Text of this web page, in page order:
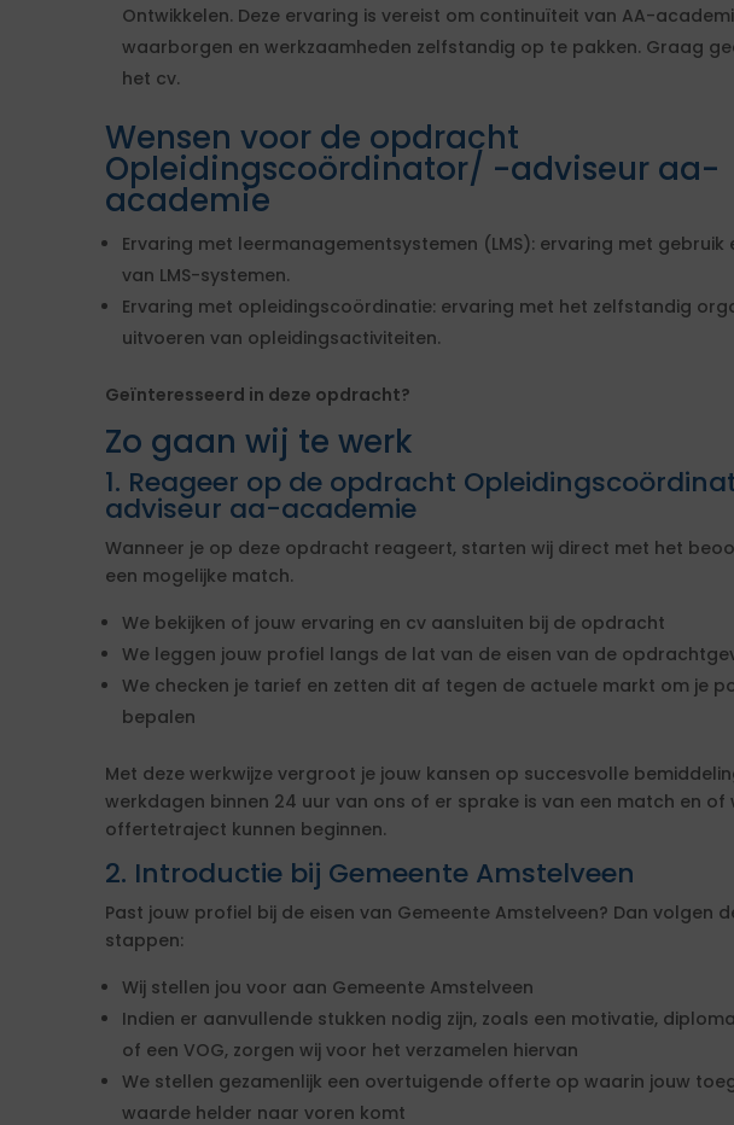
Ontwikkelen. Deze ervaring is vereist om continuïteit van AA-
waarborgen en werkzaamheden zelfstandig op te pakken. Graag
het cv.
Wensen voor de opdracht
Opleidingscoördinator/ -adviseur aa-
academie
Ervaring met leermanagementsystemen (LMS): ervaring met
van LMS-systemen.
Ervaring met opleidingscoördinatie: ervaring met het zelfstandig
uitvoeren van opleidingsactiviteiten.
Geïnteresseerd in deze opdracht?
Zo gaan wij te werk
1. Reageer op de opdracht
adviseur aa-academie
Wanneer je op deze opdracht reageert, starten wij direct met het
een mogelijke match.
We bekijken of jouw ervaring en cv aansluiten bij de opdracht
We leggen jouw profiel langs de lat van de eisen van de
We checken je tarief en zetten dit af tegen de actuele markt om je
bepalen
Met deze werkwijze vergroot je jouw kansen op succesvolle
werkdagen binnen 24 uur van ons of er sprake is van een match en of
offertetraject kunnen beginnen.
2. Introductie bij Gemeente Amstelveen
Past jouw profiel bij de eisen van Gemeente Amstelveen? Dan volgen
stappen:
Wij stellen jou voor aan Gemeente Amstelveen
Indien er aanvullende stukken nodig zijn, zoals een motivatie,
of een VOG, zorgen wij voor het verzamelen hiervan
We stellen gezamenlijk een overtuigende offerte op waarin jouw
waarde helder naar voren komt